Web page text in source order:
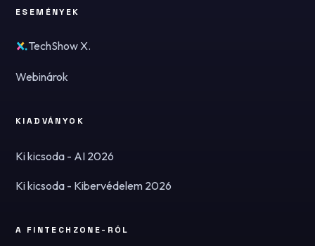
ESEMÉNYEK
TechShow X.
Webinárok
KIADVÁNYOK
Ki kicsoda - AI 2026
Ki kicsoda - Kibervédelem 2026
A FINTECHZONE-RÓL